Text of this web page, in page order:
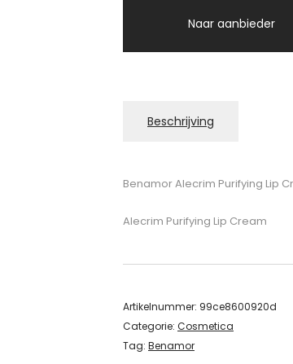
Naar aanbieder
Beschrijving
Benamor Alecrim Purifying Lip
Alecrim Purifying Lip Cream
Artikelnummer: 99ce8600920d
Categorie: Cosmetica
Tag: Benamor